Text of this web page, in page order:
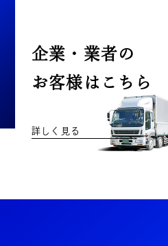
企業・業者の
お客様はこちら
詳しく見る